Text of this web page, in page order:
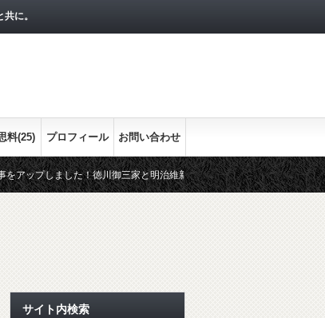
に。
料(25) プロフィール お問い合わせ
た！徳川御三家と明治維新との関わりをまとめます。最終回の今回は
れをシリーズで！
経済指標として押さえておきたい３つ
サイト内検索